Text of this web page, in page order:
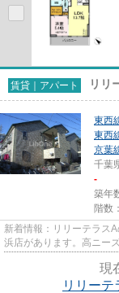
賃貸｜アパート リリ
東西
東西
京葉
千葉
-
築年
階数
新着情報：リリーテラス
浜店があります。高ニー
現
リリーテ